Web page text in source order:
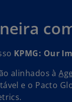
KPMG: Our
alinhados à
e o Pacto